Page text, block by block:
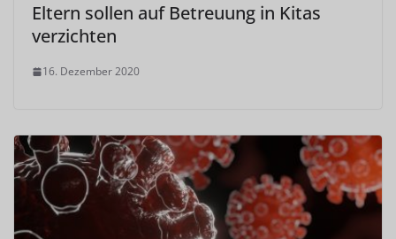
Eltern sollen auf Betreuung in Kitas
verzichten
16. Dezember 2020